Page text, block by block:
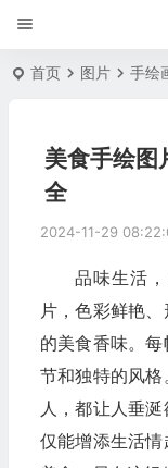
首页 图片 手绘
美食手绘图
全
2024-11-29
品味生活
片，色彩鲜艳
的美食香味。
节和独特的风
人，都让人垂
仅能增添生活